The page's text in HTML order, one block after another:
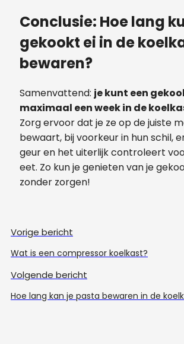
Conclusie: Hoe lang
gekookt ei in de
bewaren?
Samenvattend: je kunt een
maximaal een week in de
Zorg ervoor dat je ze op de juiste
bewaart, bij voorkeur in hun schil,
geur en het uiterlijk controleert
eet. Zo kun je genieten van je
zonder zorgen!
Vorige bericht
Wat is een compressor koelkast?
Volgende bericht
Hoe lang kan je pasta bewaren in de